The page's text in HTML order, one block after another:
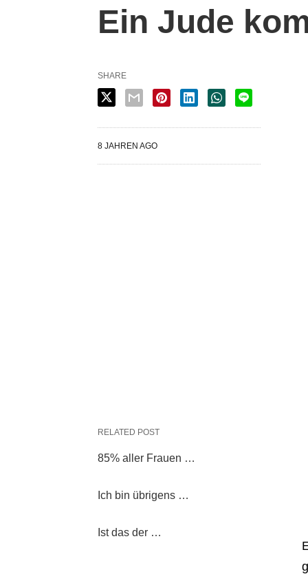
Ein Jude
SHARE
8 JAHREN AGO
RELATED POST
85% aller Frauen …
Ich bin übrigens …
Ist das der …